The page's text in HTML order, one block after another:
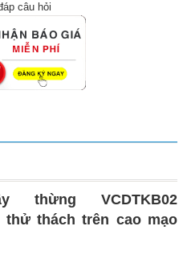
câu hỏi
VCDTKB02
thử thách trên cao mạo